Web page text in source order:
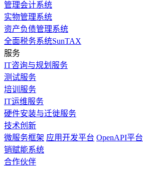
管理会计系统
实物管理系统
资产负债管理系统
全面税务系统SunTAX
服务
IT咨询与规划服务
测试服务
培训服务
IT运维服务
硬件安装与迁徙服务
技术创新
微服务框架 应用开发平台 OpenAPI平台
销赋能系统
合作伙伴